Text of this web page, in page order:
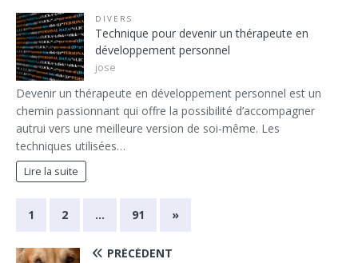
DIVERS
Technique pour devenir un thérapeute en
développement personnel
jose
Devenir un thérapeute en développement personnel est un
chemin passionnant qui offre la possibilité d’accompagner
autrui vers une meilleure version de soi-même. Les
techniques utilisées…
Lire la suite
1 2 … 91 »
PRÉCÉDENT